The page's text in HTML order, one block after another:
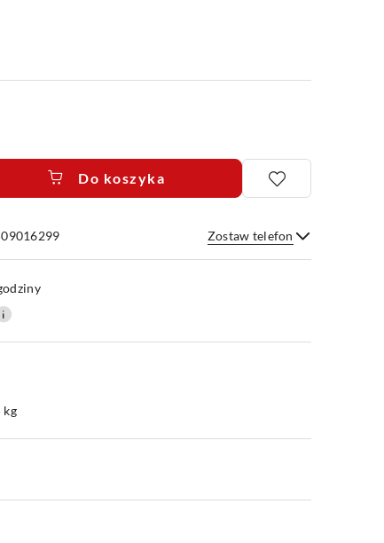
Do koszyka
Zostaw telefon
Wyślij
kg